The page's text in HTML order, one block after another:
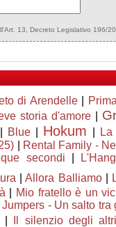
13, Decreto Legislativo 196/
di Arendelle|
storia d'amore
Blue Hokum
Rental Family -
secondi
|Allora Balliamo|
Mio fratello è un
Jumpers - Un salto tra
Il silenzio degli